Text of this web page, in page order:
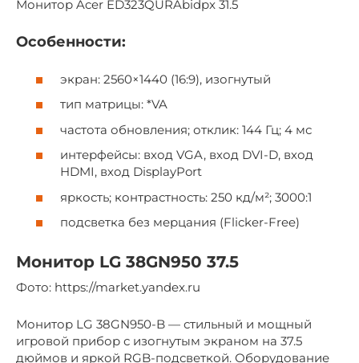
Монитор Acer ED323QURAbidpx 31.5
Особенности:
экран: 2560×1440 (16:9), изогнутый
тип матрицы: *VA
частота обновления; отклик: 144 Гц; 4 мс
интерфейсы: вход VGA, вход DVI-D, вход
HDMI, вход DisplayPort
яркость; контрастность: 250 кд/м²; 3000:1
подсветка без мерцания (Flicker-Free)
Монитор LG 38GN950 37.5
Фото: https://market.yandex.ru
Монитор LG 38GN950-B — стильный и мощный
игровой прибор с изогнутым экраном на 37.5
дюймов и яркой RGB-подсветкой. Оборудование